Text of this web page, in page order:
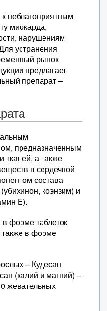
неблагоприятным
миокарда,
нарушениям
устранения
рынок
предлагает
препарат –
предназначенным
тканей, а также
в сердечной
состава
коэнзим) и
Е).
форме таблеток
также в форме
– Кудесан
(калий и магний) –
жевательных